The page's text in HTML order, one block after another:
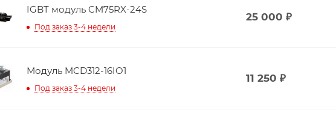
IGBT модуль CM75RX-24S
Под заказ 3-4 недели
25 000 ₽
Модуль MCD312-16IO1
Под заказ 3-4 недели
11 250 ₽